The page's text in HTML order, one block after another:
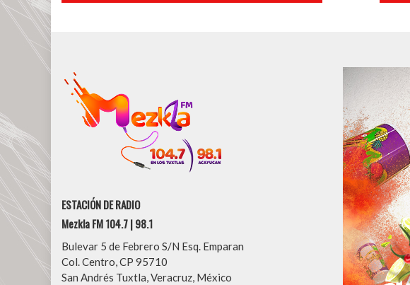
entradas
ESTACIÓN DE RADIO
Mezkla FM 104.7 | 98.1
Bulevar 5 de Febrero S/N Esq. Emparan
Col. Centro, CP 95710
San Andrés Tuxtla, Veracruz, México